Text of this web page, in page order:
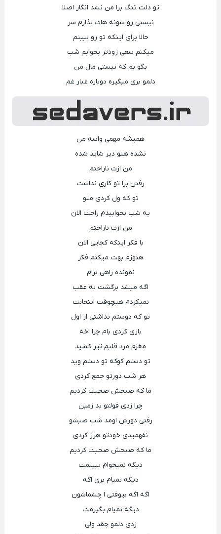
تو دلت تنگ برا من نشد انگار اصلا
نیستی رو شونه هات بذارم سر
حالا برای اینکه تو رو ببینم
میکنم سعی زودتر بخوابم شب
بگو بم که نیستی مال من
دلمو بری میگیره دوباره غبار غم
همیشه مهمی واسه من
نشده هنو دیر شاید شده
من ازت ناراحتم
رفتن برا تو کاری نداشت
تو که ول کردی منو
یه شب نخوابیدم راحت الان
من ازت ناراحتم
با فکر اینکه کجایی الان
هنوزم بهت میکنم فکر
نمونده راهی برام
اگه میشد برگشت به عقب
نمیکردم هیچوقت انتخابت
تو که دوستم نداشتی از اول
بازی کردی بام چرا اخه
مغزم مرد قلبم تیر کشید
تو دستم کوکه تو دستم وید
هر شب دورتو جمع کردی
ما که صبحش صحبت کردیم
چرا زدی قولتو بد زمین
رفتی دورش اومد شب صبشو
نفهمیدی خودتو هرز کردی
ما که صبحش صحبت کردیم
دیگه نمیخوام ببینمت
دیگه نمیام بری اگه
اگه اگه بیوفتی ا چشماشون
دیگه نمیام بگیرمت
زدی دلمو چقد ولی